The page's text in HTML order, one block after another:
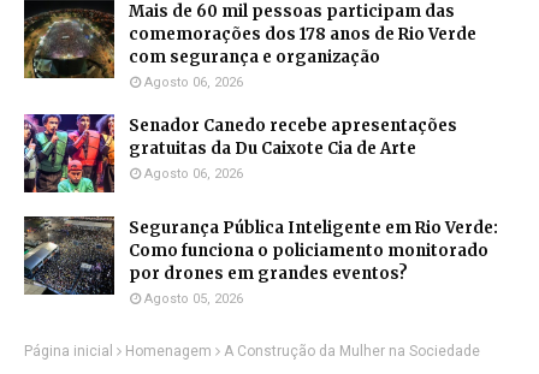
Mais de 60 mil pessoas participam das
comemorações dos 178 anos de Rio Verde
com segurança e organização
Agosto 06, 2026
Senador Canedo recebe apresentações
gratuitas da Du Caixote Cia de Arte
Agosto 06, 2026
Segurança Pública Inteligente em Rio Verde:
Como funciona o policiamento monitorado
por drones em grandes eventos?
Agosto 05, 2026
Página inicial Homenagem A Construção da Mulher na Sociedade